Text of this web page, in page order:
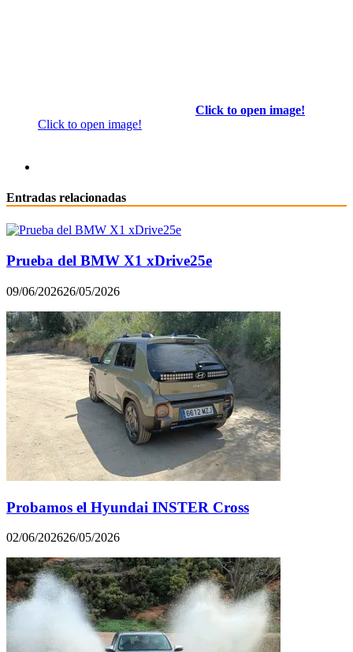
Click to open image!
Click to open image!
Entradas relacionadas
Prueba del BMW X1 xDrive25e
09/06/202626/05/2026
Probamos el Hyundai INSTER Cross
02/06/202626/05/2026